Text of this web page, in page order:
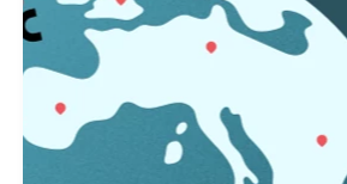
Eigene
benennen